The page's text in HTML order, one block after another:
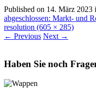
Published on 14. März 2023
abgeschlossen: Markt- und
resolution (605 × 285)
← Previous Next →
Haben Sie noch